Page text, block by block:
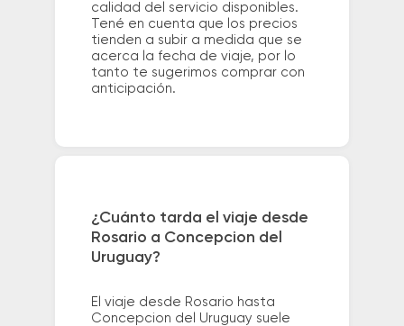
calidad del servicio disponibles.
Tené en cuenta que los precios
tienden a subir a medida que se
acerca la fecha de viaje, por lo
tanto te sugerimos comprar con
anticipación.
¿Cuánto tarda el viaje desde
Rosario a Concepcion del
Uruguay?
El viaje desde Rosario hasta
Concepcion del Uruguay suele